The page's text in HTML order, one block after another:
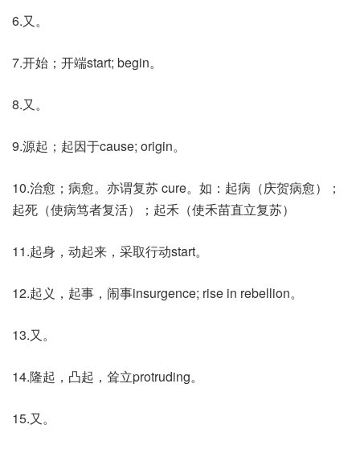
6.又。
7.开始；开端start; begin。
8.又。
9.源起；起因于cause; origin。
10.治愈；病愈。亦谓复苏 cure。如：起病（庆贺病愈）；
起死（使病笃者复活）；起禾（使禾苗直立复苏）
11.起身，动起来，采取行动start。
12.起义，起事，闹事insurgence; rise in rebellion。
13.又。
14.隆起，凸起，耸立protruding。
15.又。